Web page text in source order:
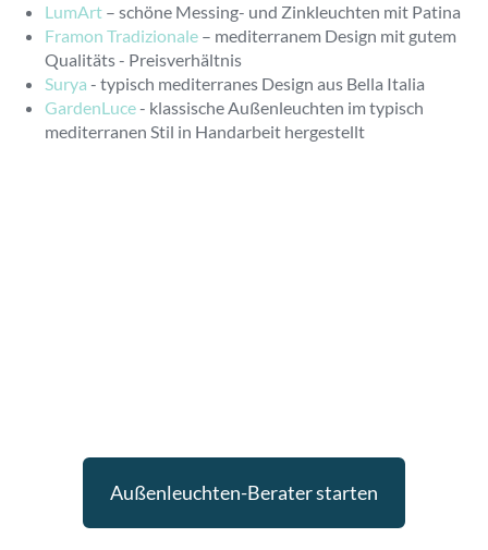
LumArt – schöne Messing- und Zinkleuchten mit Patina
Framon Tradizionale – mediterranem Design mit gutem
Qualitäts - Preisverhältnis
Surya - typisch mediterranes Design aus Bella Italia
GardenLuce- klassische Außenleuchten im typisch
mediterranen Stil in Handarbeit hergestellt
Außenleuchten-Berater starten